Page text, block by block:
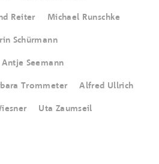
Reiter Michael Runschke
Schürmann
Antje Seemann
Trommeter Alfred Ullrich
Uta Zaumseil